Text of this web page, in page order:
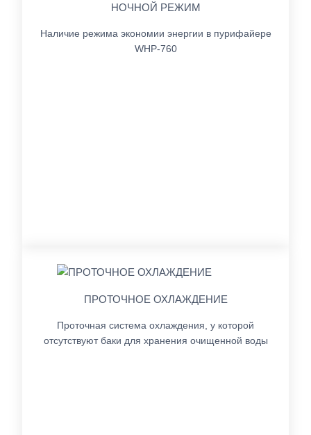
НОЧНОЙ РЕЖИМ
Наличие режима экономии энергии в пурифайере
WHP-760
ПРОТОЧНОЕ ОХЛАЖДЕНИЕ
Проточная система охлаждения, у которой
отсутствуют баки для хранения очищенной воды